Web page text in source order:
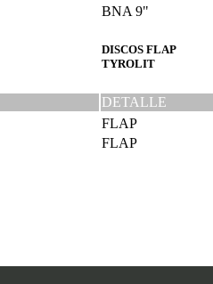
BNA 9"
DISCOS FLAP
TYROLIT
DETALLE
FLAP
FLAP